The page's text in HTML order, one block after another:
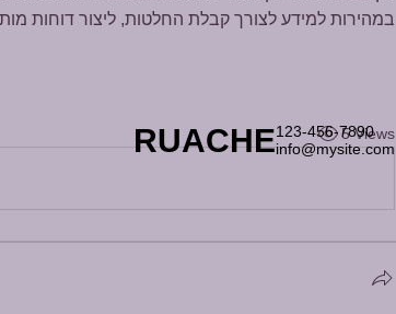
במהירות למידע לצורך קבלת החלטות, ליצור דוחות
5 Views
RUACHE123-456-7890
info@mysite.com